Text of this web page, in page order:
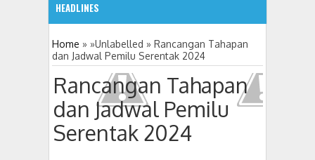
HEADLINES
Home » »Unlabelled » Rancangan Tahapan
dan Jadwal Pemilu Serentak 2024
Rancangan Tahapan
dan Jadwal Pemilu
Serentak 2024